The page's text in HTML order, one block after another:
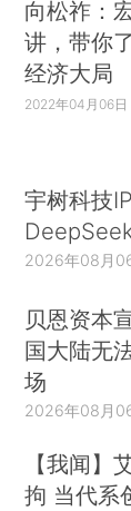
向松祚：
讲，带你
经济大局
2022年04月06日
宇树科技
2026年08月
贝恩资本
国大陆无
场
2026年08月
【我闻】
拘 当代系